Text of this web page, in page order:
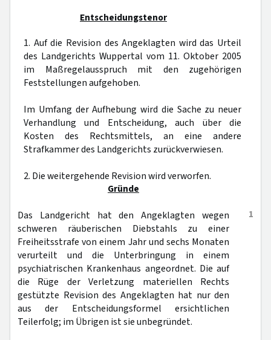
Entscheidungstenor
1. Auf die Revision des Angeklagten wird das Urteil
des Landgerichts Wuppertal vom 11. Oktober 2005
im Maßregelausspruch mit den zugehörigen
Feststellungen aufgehoben.
Im Umfang der Aufhebung wird die Sache zu neuer
Verhandlung und Entscheidung, auch über die
Kosten des Rechtsmittels, an eine andere
Strafkammer des Landgerichts zurückverwiesen.
2. Die weitergehende Revision wird verworfen.
Gründe
1
Das Landgericht hat den Angeklagten wegen
schweren räuberischen Diebstahls zu einer
Freiheitsstrafe von einem Jahr und sechs Monaten
verurteilt und die Unterbringung in einem
psychiatrischen Krankenhaus angeordnet. Die auf
die Rüge der Verletzung materiellen Rechts
gestützte Revision des Angeklagten hat nur den
aus der Entscheidungsformel ersichtlichen
Teilerfolg; im Übrigen ist sie unbegründet.